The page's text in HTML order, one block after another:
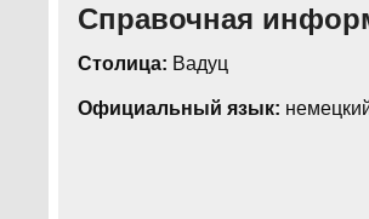
Справочная
Столица: Вадуц
Официальный язык: